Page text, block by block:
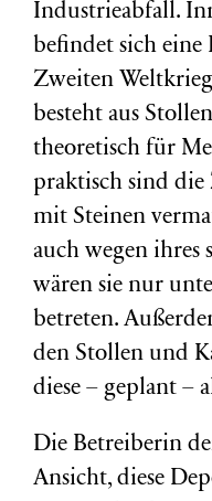
Industrieabfall.
befindet sich eine
Zweiten
besteht aus
theoretisch für
praktisch sind die
mit Steinen
auch wegen ihres
wären sie nur
betreten.
den Stollen und
diese – geplant –
Die Betreiberin
Ansicht, diese